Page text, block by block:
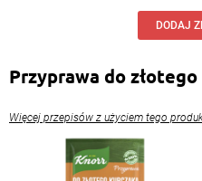
DODAJ
Przyprawa do
Więcej przepisów z użyciem tego